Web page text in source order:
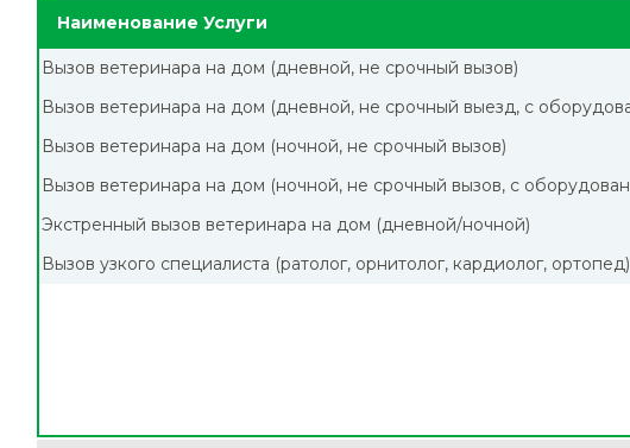
Наименование Услуги
Вызов ветеринара на дом (дневной, не срочный вызов)
Вызов ветеринара на дом (дневной, не срочный выезд, с
Вызов ветеринара на дом (ночной, не срочный вызов)
Вызов ветеринара на дом (ночной, не срочный вызов, с
Экстренный вызов ветеринара на дом (дневной/ночной)
Вызов узкого специалиста (ратолог, орнитолог, кардиолог,